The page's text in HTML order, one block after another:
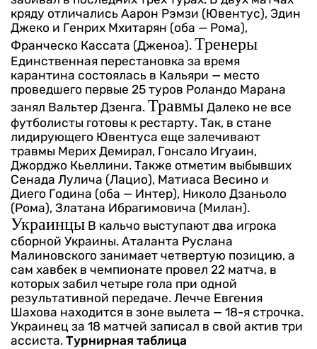
кряду отличались Аарон Рэмзи (Ювентус), Эдин
Джеко и Генрих Мхитарян (оба — Рома),
Франческо Кассата (Дженоа). Тренеры
Единственная перестановка за время
карантина состоялась в Кальяри — место
проведшего первые 25 туров Роландо Марана
занял Вальтер Дзенга. Травмы Далеко не все
футболисты готовы к рестарту. Так, в стане
лидирующего Ювентуса еще залечивают
травмы Мерих Демирал, Гонсало Игуаин,
Джорджо Кьеллини. Также отметим выбывших
Сенада Лулича (Лацио), Матиаса Весино и
Диего Година (оба — Интер), Николо Дзаньоло
(Рома), Златана Ибрагимовича (Милан).
Украинцы В кальчо выступают два игрока
сборной Украины. Аталанта Руслана
Малиновского занимает четвертую позицию, а
сам хавбек в чемпионате провел 22 матча, в
которых забил четыре гола при одной
результативной передаче. Лечче Евгения
Шахова находится в зоне вылета — 18-я строчка.
Украинец за 18 матчей записал в свой актив три
ассиста. Турнирная таблица